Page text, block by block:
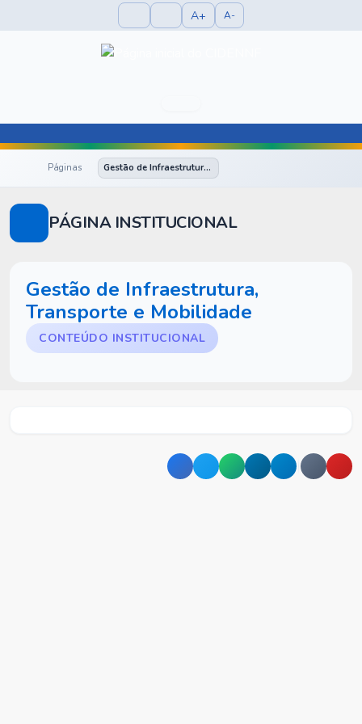
A+ A-
Páginas Gestão de Infraestrutura, Transporte e Mobilidade
PÁGINA INSTITUCIONAL
Gestão de Infraestrutura,
Transporte e Mobilidade
CONTEÚDO INSTITUCIONAL